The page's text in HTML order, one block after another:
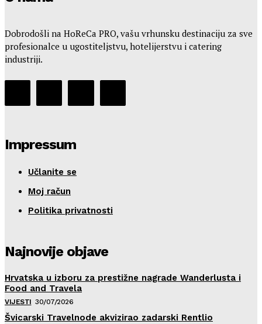
Dobrodošli na HoReCa PRO, vašu vrhunsku destinaciju za sve
profesionalce u ugostiteljstvu, hotelijerstvu i catering
industriji.
Impressum
Učlanite se
Moj račun
Politika privatnosti
Najnovije objave
Hrvatska u izboru za prestižne nagrade Wanderlusta i
Food and Travela
VIJESTI 30/07/2026
Švicarski Travelnode akvizirao zadarski Rentlio